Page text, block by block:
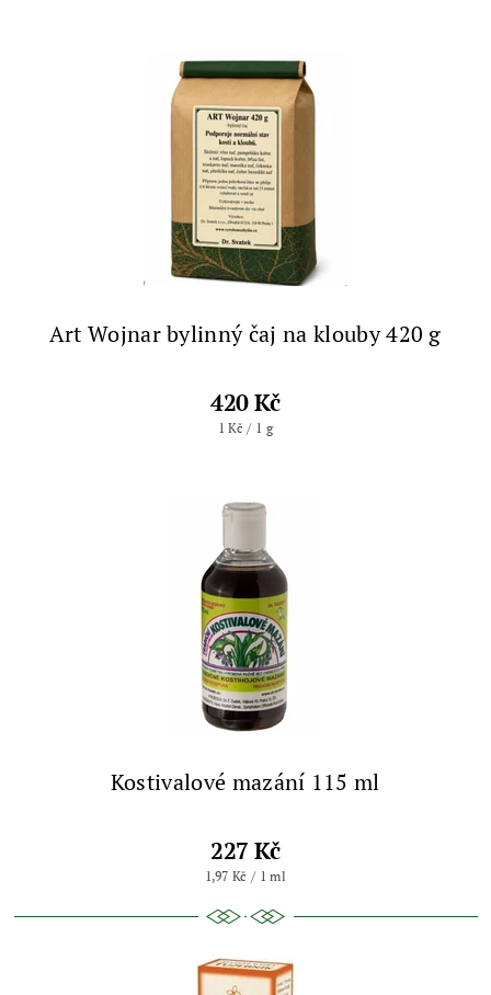
Art Wojnar bylinný čaj na klouby 420 g
420 Kč
1 Kč / 1 g
Kostivalové mazání 115 ml
227 Kč
1,97 Kč / 1 ml